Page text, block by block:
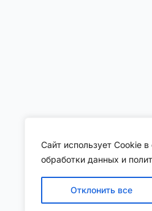
Сайт использует Cookie
обработки данных и
Отклонить все